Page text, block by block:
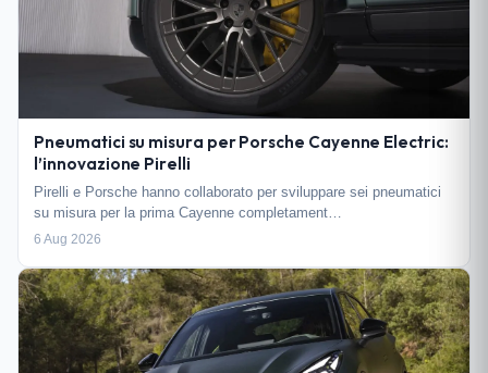
Pneumatici su misura per Porsche Cayenne Electric:
l’innovazione Pirelli
Pirelli e Porsche hanno collaborato per sviluppare sei pneumatici
su misura per la prima Cayenne completament…
6 Aug 2026